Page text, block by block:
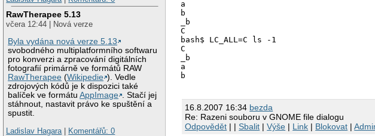
RawTherapee 5.13
včera 12:44 | Nová verze
Byla vydána nová verze 5.13
svobodného multiplatformního softwaru
pro konverzi a zpracování digitálních
fotografií primárně ve formátů RAW
RawTherapee (Wikipedie ). Vedle
zdrojových kódů je k dispozici také
balíček ve formátuAppImage . Stačí jej
stáhnout, nastavit právo ke spuštění a
spustit.
Ladislav Hagara
Komentářů: 0
a
b
_b
C
bash$ LC_ALL=C ls -1
C
_b
a
16.8.2007 16:34 bezda
Re: Razeni souboru v GNOME file dialogu
Odpovědět | |Sbalit |Výše | Link | Blokovat |